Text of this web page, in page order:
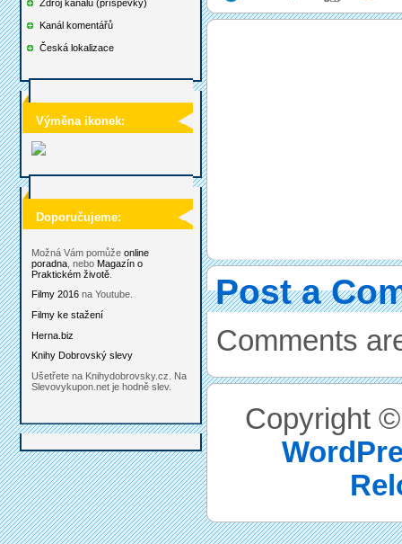
Zdroj kanálů (příspěvky)
Kanál komentářů
Česká lokalizace
Výměna ikonek:
Doporučujeme:
Možná Vám pomůže online
poradna , nebo Magazín o
Praktickém životě
Filmy 2016 na Youtube.
Filmy ke stažení
Herna.biz
Knihy Dobrovský slevy
Ušetřete na Knihydobrovsky.cz. Na
Slevovykupon.net je hodně slev.
Post a
Comments
Copyright